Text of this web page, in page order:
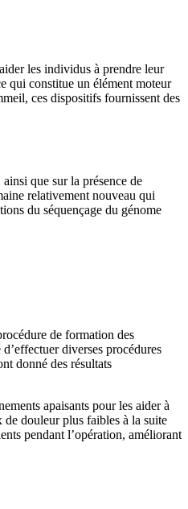
les individus à prendre leur
qui constitue un élément moteur
ces dispositifs fournissent des
que sur la présence de
relativement nouveau qui
du séquençage du génome
de formation des
diverses procédures
donné des résultats
apaisants pour les aider à
de douleur plus faibles à la suite
pendant l’opération, améliorant